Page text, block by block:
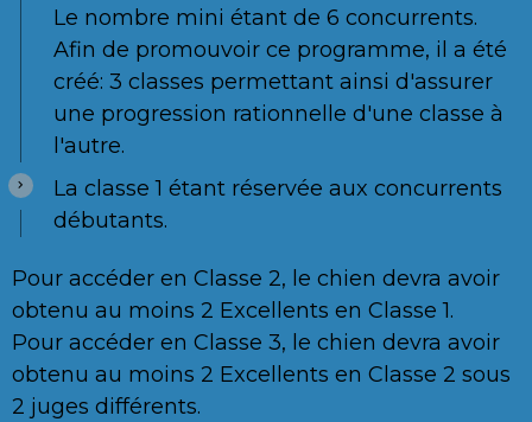
Le nombre mini étant de 6 concurrents.
Afin de promouvoir ce programme, il a été
créé: 3 classes permettant ainsi d'assurer
une progression rationnelle d'une classe à
l'autre.
La classe 1 étant réservée aux concurrents
débutants.
Pour accéder en Classe 2, le chien devra avoir
obtenu au moins 2 Excellents en Classe 1.
Pour accéder en Classe 3, le chien devra avoir
obtenu au moins 2 Excellents en Classe 2 sous
2 juges différents.